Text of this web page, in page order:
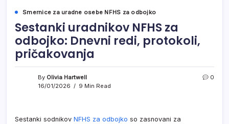
Smernice za uradne osebe NFHS za odbojko
Sestanki uradnikov NFHS za
odbojko: Dnevni redi, protokoli,
pričakovanja
By Olivia Hartwell
16/01/2026
9 Min Read
0
Sestanki sodnikov NFHS za odbojko so zasnovani za